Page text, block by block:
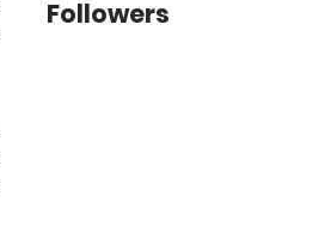
Followers